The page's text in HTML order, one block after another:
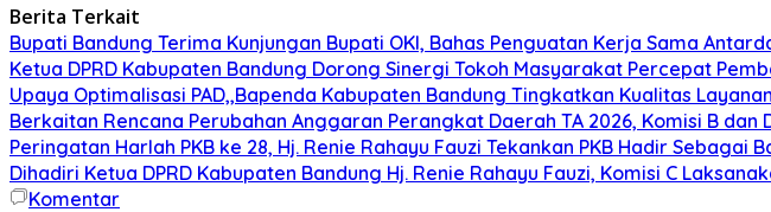
Berita Terkait
Bupati Bandung Terima Kunjungan Bupati OKI, Bahas Penguatan Kerja Sama
Ketua DPRD Kabupaten Bandung Dorong Sinergi Tokoh Masyarakat Percepat
Upaya Optimalisasi PAD,,Bapenda Kabupaten Bandung Tingkatkan Kualitas
Berkaitan Rencana Perubahan Anggaran Perangkat Daerah TA 2026, Komisi B dan
Peringatan Harlah PKB ke 28, Hj. Renie Rahayu Fauzi Tekankan PKB Hadir
Dihadiri Ketua DPRD Kabupaten Bandung Hj. Renie Rahayu Fauzi, Komisi C
Komentar